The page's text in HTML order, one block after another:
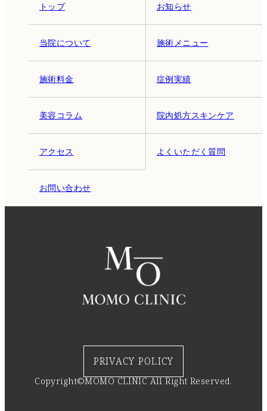
トップ お知らせ
当院について 施術メニュー
施術料金 症例実績
美容コラム 院内処方スキンケア
アクセス よくいただく質問
お問い合わせ
PRIVACY POLICY
Copyright©MOMO CLINIC All Right Reserved.